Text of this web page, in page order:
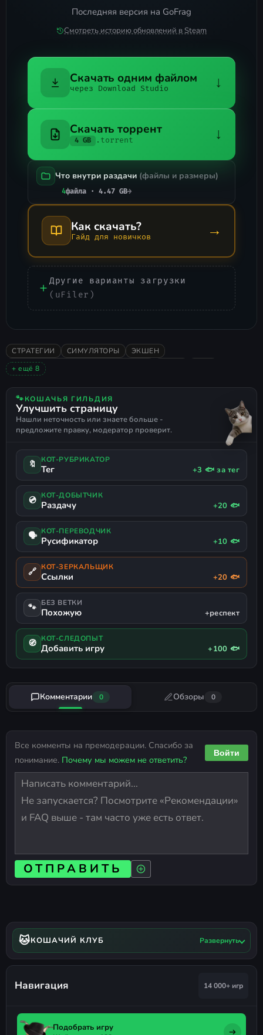
Последняя версия на GoFrag
Смотреть историю обновлений в Steam
Скачать одним файлом
через Download Studio ↓
Скачать торрент
4 GB .torrent ↓
Что внутри раздачи (файлы и размеры)
4файла · 4.47 GB→
Как скачать?
Гайд для новичков →
Другие варианты загрузки
(uFiler)
СТРАТЕГИИ СИМУЛЯТОРЫ
ЭКШЕН
ГРАДОСТРОИТЕЛЬНЫЙ СИМУЛЯТОР
В ОСНОВНОМ ПОЛОЖИТЕЛЬНЫЕ
МЕНЕДЖМЕНТ
УПРАВЛЕНИЕ РЕСУРСАМИ
СРЕДНЕВЕКОВЬЕ
РУССКИЙ ЯЗЫК
+ ещё 8
🐾КОШАЧЬЯ ГИЛЬДИЯ
Улучшить страницу
Нашли неточность или знаете больше -
предложите правку, модератор проверит.
🔖 КОТ-РУБРИКАТОР
Тег +3 🐟 за тег
💿 КОТ-ДОБЫТЧИК
Раздачу +20 🐟
🗣 КОТ-ПЕРЕВОДЧИК
Русификатор +10 🐟
🔗 КОТ-ЗЕРКАЛЬЩИК
Ссылки +20 🐟
🐾 БЕЗ ВЕТКИ
Похожую +респект
🧭 КОТ-СЛЕДОПЫТ
Добавить игру +100 🐟
Комментарии 0 Обзоры 0
Все комменты на премодерации. Спасибо за
понимание. Почему мы можем не ответить?
Войти
ОТПРАВИТЬ
🐱КОШАЧИЙ КЛУБ Развернуть
Навигация 14 000+ игр
Подобрать игру